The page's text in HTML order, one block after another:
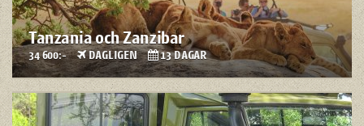
Tanzania och Zanzibar
34 600:- DAGLIGEN 13 DAGAR